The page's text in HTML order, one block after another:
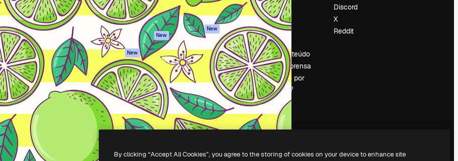
Texto para voz
Conteúdo de stock
MCP para
Claude/ChatGPT
New
Agentes New
API
App móvel
Todas as
ferramentas
Política de
privacidade
Originais New
Política de cookies
Central de
confiabilidade
Afiliados
pesquisa
Blog
Eventos
Slidesgo
Vender conteúdo
Sala de imprensa
Procurando por
magnific.ai?
Discord
X
Reddit
2026 Freepik Company S.L.U. Todos os direitos reservados.
By clicking “Accept All Cookies”, you agree to the storing of cookies on your device to enhance site